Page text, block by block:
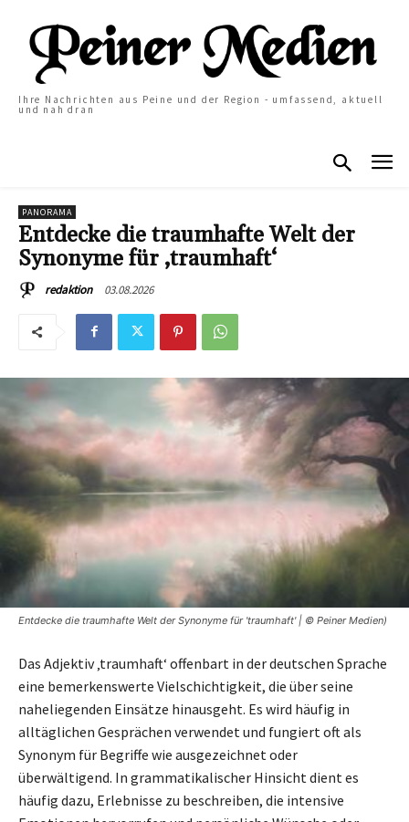
Ihre Nachrichten aus Peine und der Region - umfassend, aktuell
und nah dran
PANORAMA
Entdecke die traumhafte Welt der
Synonyme für ‚traumhaft‘
redaktion 03.08.2026
Entdecke die traumhafte Welt der Synonyme für 'traumhaft' | © Peiner Medien)
Das Adjektiv ‚traumhaft‘ offenbart in der deutschen Sprache
eine bemerkenswerte Vielschichtigkeit, die über seine
naheliegenden Einsätze hinausgeht. Es wird häufig in
alltäglichen Gesprächen verwendet und fungiert oft als
Synonym für Begriffe wie ausgezeichnet oder
überwältigend. In grammatikalischer Hinsicht dient es
häufig dazu, Erlebnisse zu beschreiben, die intensive